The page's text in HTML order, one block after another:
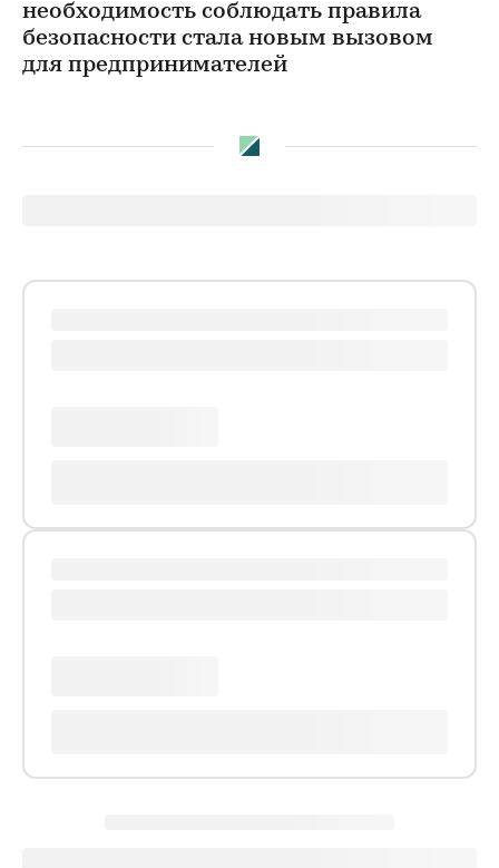
необходимость соблюдать правила
безопасности стала новым вызовом
для предпринимателей